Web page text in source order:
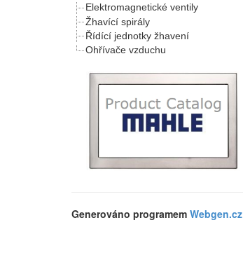
Elektromagnetické ventily
Žhavící spirály
Řídící jednotky žhavení
Ohřívače vzduchu
Generováno programem Webgen.cz